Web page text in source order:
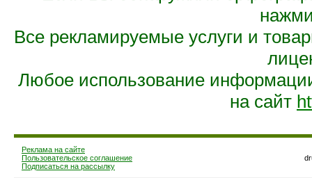
Все рекламируемые услуги и
Любое использование
на сайт
Реклама на сайте
Пользовательское соглашение
Подписаться на рассылку